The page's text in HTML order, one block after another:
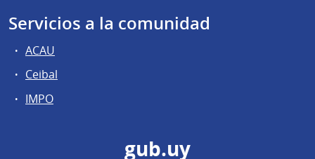
Servicios a la comunidad
ACAU
Ceibal
IMPO
gub.uy